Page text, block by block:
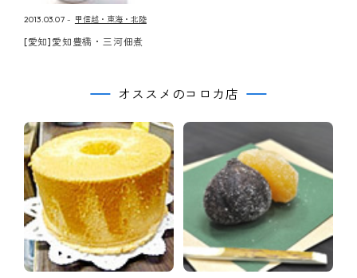
2013.03.07 甲信越・東海・北陸
[愛知]愛知豊橋・三河佃煮
オススメのコロカ店